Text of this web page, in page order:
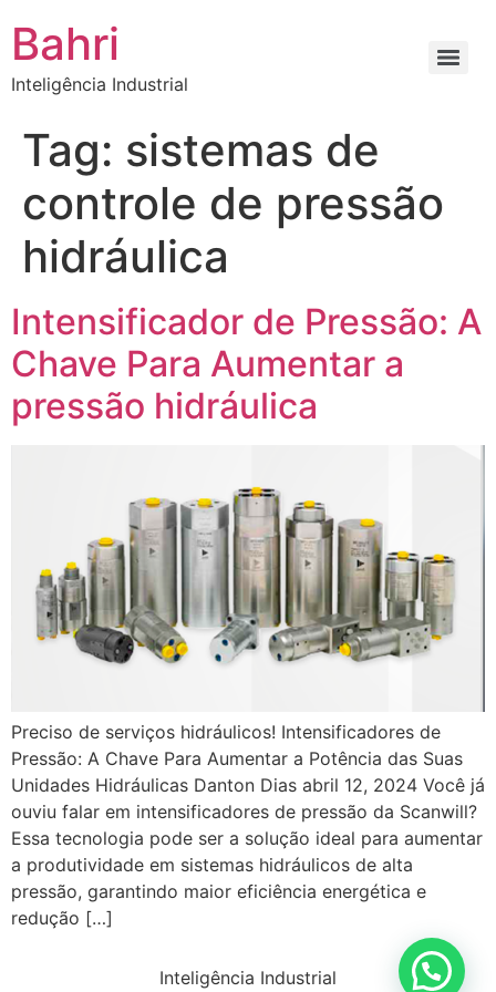
Bahri
Inteligência Industrial
Tag: sistemas de
controle de pressão
hidráulica
Intensificador de Pressão: A
Chave Para Aumentar a
pressão hidráulica
Preciso de serviços hidráulicos! Intensificadores de
Pressão: A Chave Para Aumentar a Potência das Suas
Unidades Hidráulicas Danton Dias abril 12, 2024 Você já
ouviu falar em intensificadores de pressão da Scanwill?
Essa tecnologia pode ser a solução ideal para aumentar
a produtividade em sistemas hidráulicos de alta
pressão, garantindo maior eficiência energética e
redução […]
Inteligência Industrial